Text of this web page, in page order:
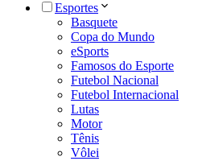
Esportes
Basquete
Copa do Mundo
eSports
Famosos do Esporte
Futebol Nacional
Futebol Internacional
Lutas
Motor
Tênis
Vôlei